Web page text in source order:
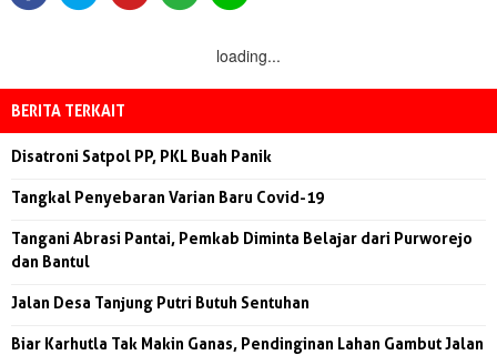
loading...
BERITA TERKAIT
Disatroni Satpol PP, PKL Buah Panik
Tangkal Penyebaran Varian Baru Covid-19
Tangani Abrasi Pantai, Pemkab Diminta Belajar dari Purworejo
dan Bantul
Jalan Desa Tanjung Putri Butuh Sentuhan
Biar Karhutla Tak Makin Ganas, Pendinginan Lahan Gambut Jalan